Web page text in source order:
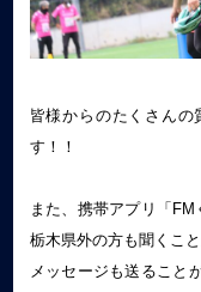
皆様からのたくさんの
す！！
また、携帯アプリ「
栃木県外の方も聞くこ
メッセージも送ること